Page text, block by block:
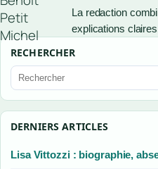
La redaction
explications
RECHERCHER
DERNIERS ARTICLES
Lisa Vittozzi : biographie,